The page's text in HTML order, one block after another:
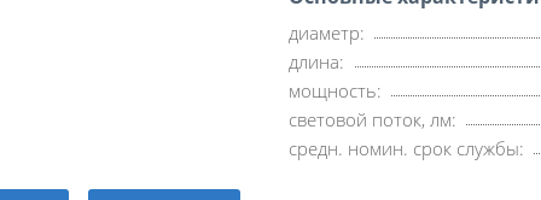
диаметр:
длина:
мощность:
световой поток, лм:
средн. номин. срок службы: